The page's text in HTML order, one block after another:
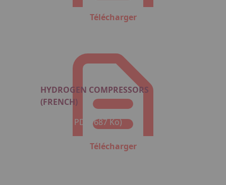
Télécharger
HYDROGEN COMPRESSORS
(FRENCH)
Format : PDF (687 Ko)
Télécharger